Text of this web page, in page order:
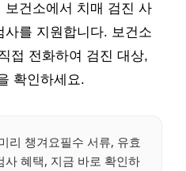
건소에서 치매 검진 사
를 지원합니다. 보건소
접 전화하여 검진 대상,
확인하세요.
리 챙겨요필수 서류, 유효
사 혜택, 지금 바로 확인하